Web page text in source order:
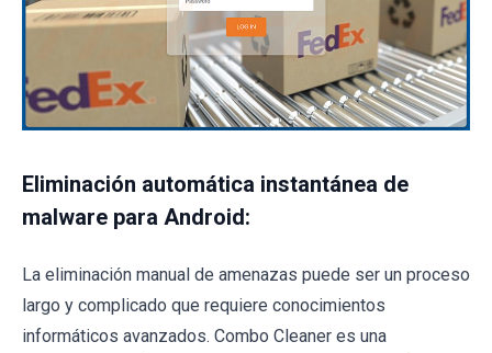
Eliminación automática instantánea de
malware para Android:
La eliminación manual de amenazas puede ser un proceso
largo y complicado que requiere conocimientos
informáticos avanzados. Combo Cleaner es una